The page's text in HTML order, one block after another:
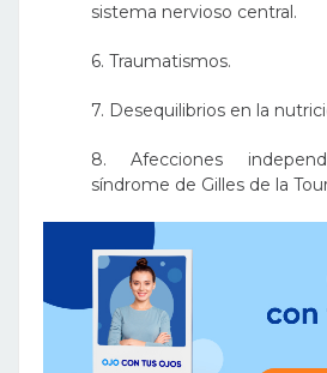
sistema nervioso central.
6. Traumatismos.
7. Desequilibrios en la
8. Afecciones
síndrome de Gilles de la